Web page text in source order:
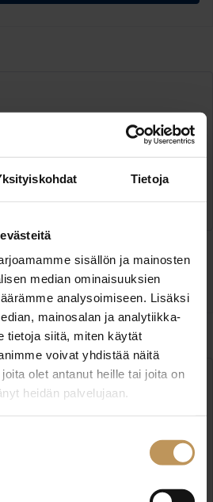
Tietoja
sisällön ja mainosten
median ominaisuuksien
analysoimiseen. Lisäksi
mainosalan ja analytiikka-
tietoja siitä, miten käytät
voivat yhdistää näitä
olet antanut heille tai joita on
heidän palvelujaan.
- Infinitus Oy
Tampere
Ota yhteyttä